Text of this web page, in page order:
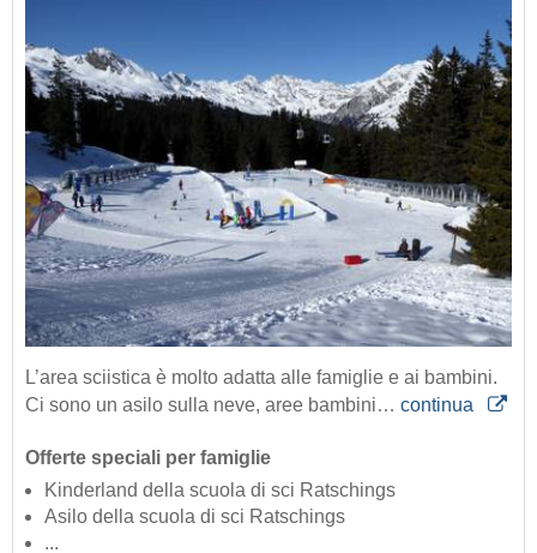
L’area sciistica è molto adatta alle famiglie e ai bambini.
Ci sono un asilo sulla neve, aree bambini… continua
Offerte speciali per famiglie
Kinderland della scuola di sci Ratschings
Asilo della scuola di sci Ratschings
...